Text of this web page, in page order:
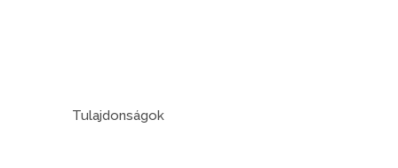
Tulajdonságok